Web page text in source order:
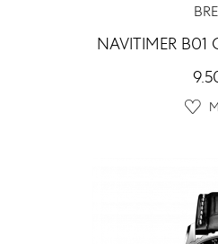
NAVITIMER B01